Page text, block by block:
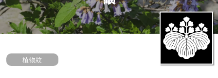
植物紋